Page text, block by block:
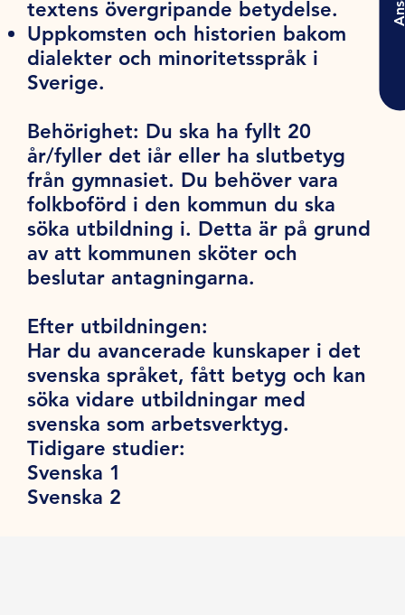
textens övergripande betydelse.
Uppkomsten och historien bakom
dialekter och minoritetsspråk i
Sverige.
Behörighet: Du ska ha fyllt 20
år/fyller det iår eller ha slutbetyg
från gymnasiet. Du behöver vara
folkboförd i den kommun du ska
söka utbildning i. Detta är på grund
av att kommunen sköter och
beslutar antagningarna.
Efter utbildningen:
Har du avancerade kunskaper i det
svenska språket, fått betyg och kan
söka vidare utbildningar med
svenska som arbetsverktyg.
Tidigare studier:
Svenska 1
Svenska 2